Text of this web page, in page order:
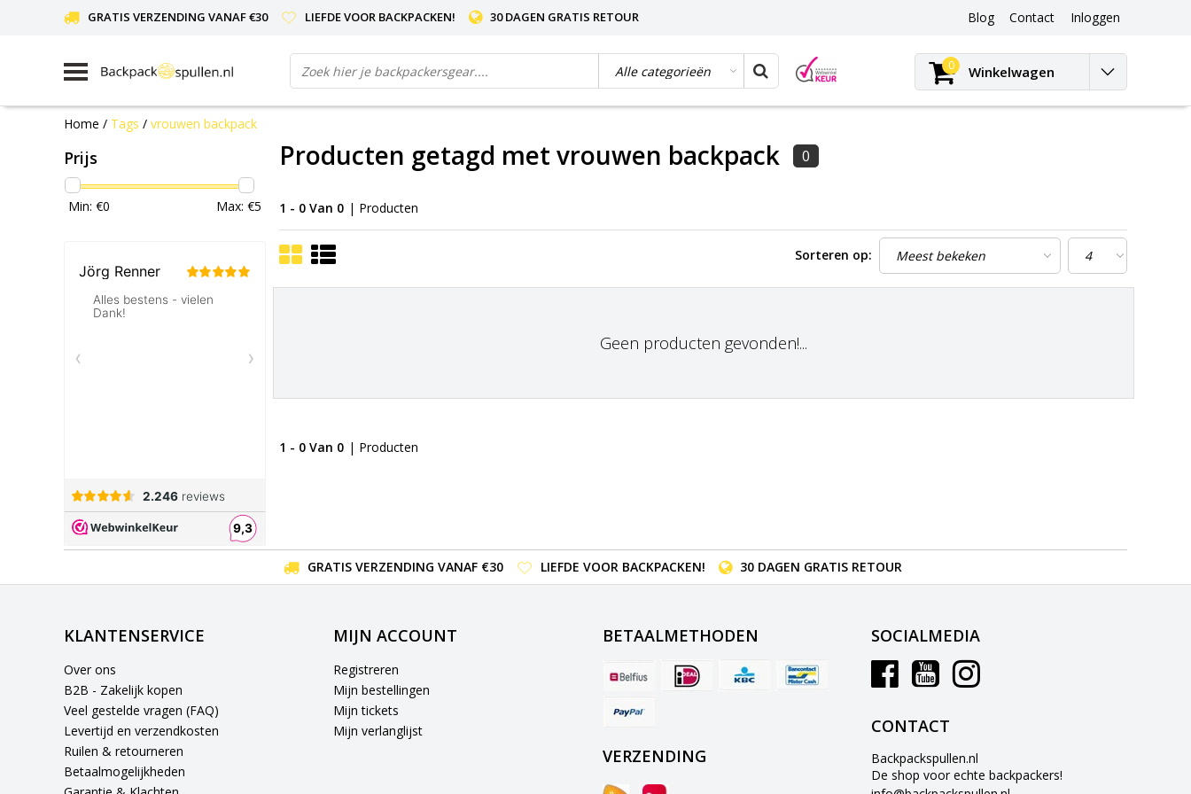
GRATIS VERZENDING VANAF €30 LIEFDE VOOR BACKPACKEN! 30 DAGEN GRATIS RETOUR Blog
Blog
Contact Inloggen
0 Winkelwagen
Home / Tags / vrouwen backpack
Prijs
Min: €0 Max: €5
Producten getagd met vrouwen backpack 0
1 - 0 Van 0 | Producten
Sorteren op:
Geen producten gevonden!...
1 - 0 Van 0 | Producten
GRATIS VERZENDING VANAF €30 LIEFDE VOOR BACKPACKEN! 30 DAGEN GRATIS RETOUR
KLANTENSERVICE
Over ons
B2B - Zakelijk kopen
Veel gestelde vragen (FAQ)
Levertijd en verzendkosten
Ruilen & retourneren
Betaalmogelijkheden
MIJN ACCOUNT
Registreren
Mijn bestellingen
Mijn tickets
Mijn verlanglijst
BETAALMETHODEN
VERZENDING
SOCIALMEDIA
CONTACT
Backpackspullen.nl
De shop voor echte backpackers!